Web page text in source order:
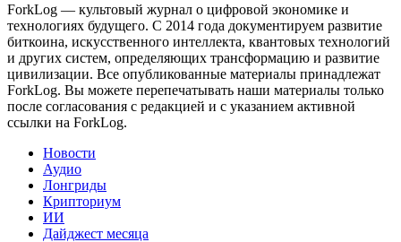
ForkLog — культовый журнал о цифровой экономике и
технологиях будущего. С 2014 года документируем развитие
биткоина, искусственного интеллекта, квантовых технологий
и других систем, определяющих трансформацию и развитие
цивилизации. Все опубликованные материалы принадлежат
ForkLog. Вы можете перепечатывать наши материалы только
после согласования с редакцией и с указанием активной
ссылки на ForkLog.
Новости
Аудио
Лонгриды
Крипториум
ИИ
Дайджест месяца